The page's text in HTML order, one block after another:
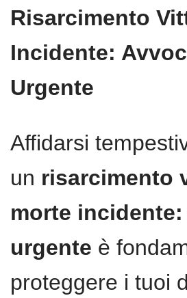
Risarcimento
Incidente:
Urgente
Affidarsi
un risarcimento
morte
urgente è
proteggere i tuoi